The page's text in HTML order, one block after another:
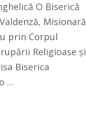
O Biserică
Misionară
prin Corpul
Religioase și
Biserica
…